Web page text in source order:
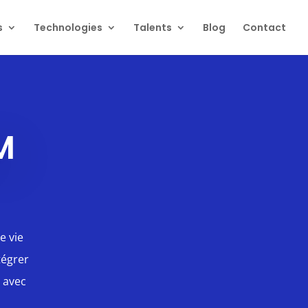
Technologies Talents Blog Contact
vie